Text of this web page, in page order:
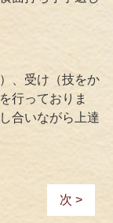
、受け（技をか
行っておりま
合いながら上達
次 >